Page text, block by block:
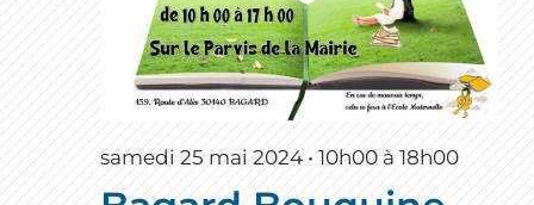
samedi 25 mai 2024 • 10h00 à 18h00